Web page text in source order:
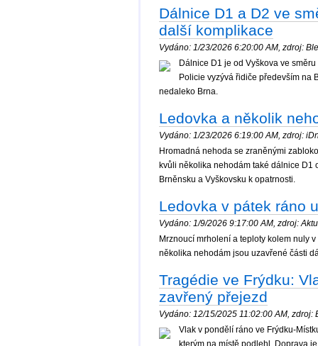
Dálnice D1 a D2 ve
další komplikace
Vydáno: 1/23/2026 6:20:00 AM, zdroj:
Dálnice D1 je od Vyškova ve
Policie vyzývá řidiče především na
nedaleko Brna.
Ledovka a několik
Vydáno: 1/23/2026 6:19:00 AM, zdroj:
Hromadná nehoda se zraněnými
kvůli několika nehodám také dálnice D1
Brněnsku a Vyškovsku k opatrnosti.
Ledovka v pátek ráno
Vydáno: 1/9/2026 9:17:00 AM, zdroj:
Mrznoucí mrholení a teploty kolem nuly
několika nehodám jsou uzavřené části
Tragédie ve Frýdku:
zavřený přejezd
Vydáno: 12/15/2025 11:02:00 AM, zdroj:
Vlak v pondělí ráno ve Frýdku-